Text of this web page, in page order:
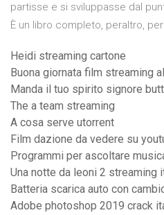
partisse e si sviluppasse dal
È un libro completo, peraltro,
Heidi streaming cartone
Buona giornata film streaming
Manda il tuo spirito signore
The a team streaming
A cosa serve utorrent
Film dazione da vedere su
Programmi per ascoltare
Una notte da leoni 2 streaming
Batteria scarica auto con
Adobe photoshop 2019 crack